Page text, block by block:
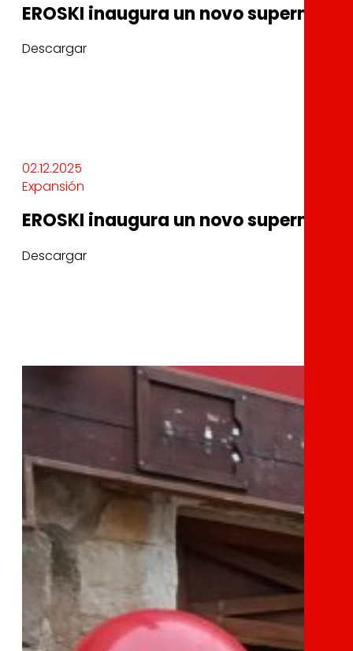
EROSKI inaugura un novo
Descargar
02.12.2025
Expansión
EROSKI inaugura un novo
Descargar